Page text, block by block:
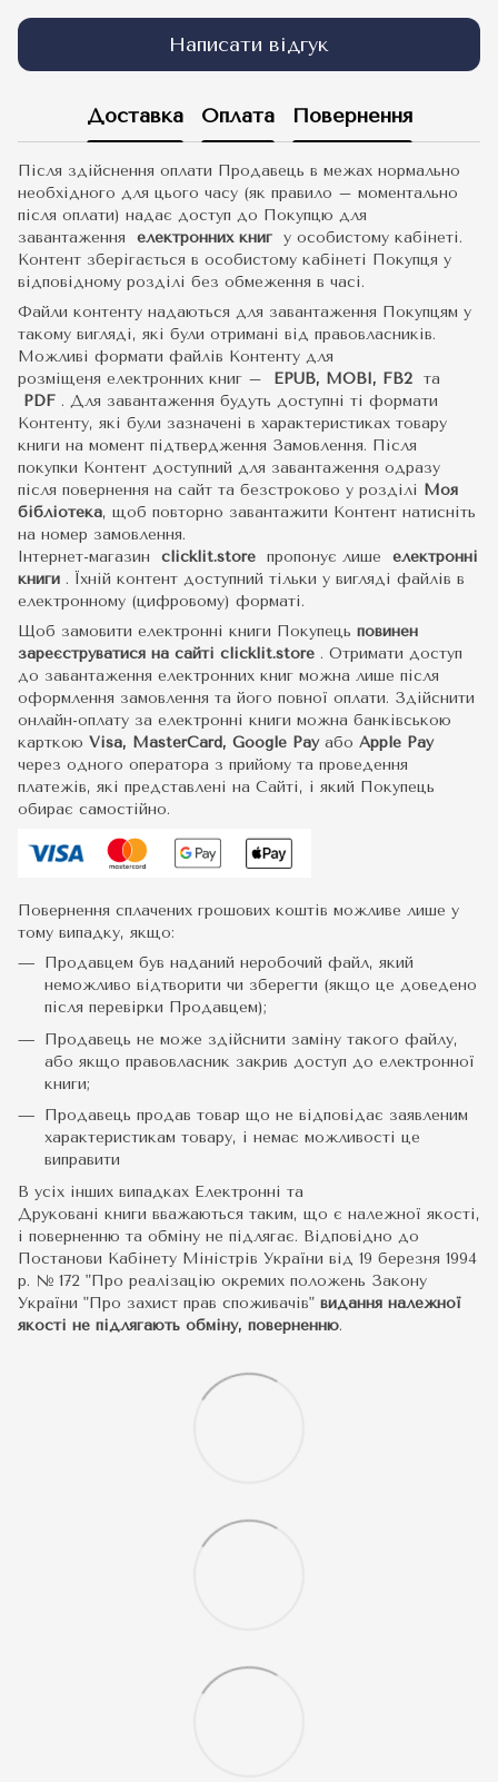
Написати відгук
Доставка Оплата Повернення
Після здійснення оплати Продавець в межах нормально
необхідного для цього часу (як правило – моментально
після оплати) надає доступ до Покупцю для
завантаження електронних книг у особистому кабінеті.
Контент зберігається в особистому кабінеті Покупця у
відповідному розділі без обмеження в часі.
Файли контенту надаються для завантаження Покупцям у
такому вигляді, які були отримані від правовласників.
Можливі формати файлів Контенту для
розміщеня електронних книг –
EPUB, MOBI, FB2 та
PDF . Для завантаження будуть доступні ті формати
Контенту, які були зазначені в характеристиках товару
книги на момент підтвердження Замовлення. Після
покупки Контент доступний для завантаження одразу
після повернення на сайт та безстроково у розділі Моя
бібліотека, щоб повторно завантажити Контент натисніть
на номер замовлення.
Інтернет-магазин clicklit.store пропонує лише електронні
книги . Їхній контент доступний тільки у вигляді файлів в
електронному (цифровому) форматі.
Щоб замовити електронні книги Покупець повинен
зареєструватися на сайті clicklit.store . Отримати доступ
до завантаження електронних книг можна лише після
оформлення замовлення та його повної оплати. Здійснити
онлайн-оплату за електронні книги можна банківською
карткою Visa, MasterCard, Google Pay або Apple Pay
через одного оператора з прийому та проведення
платежів, які представлені на Сайті, і який Покупець
обирає самостійно.
Повернення сплачених грошових коштів можливе лише у
тому випадку, якщо:
Продавцем був наданий неробочий файл, який
неможливо відтворити чи зберегти (якщо це доведено
після перевірки Продавцем);
Продавець не може здійснити заміну такого файлу,
або якщо правовласник закрив доступ до електронної
книги;
Продавець продав товар що не відповідає заявленим
характеристикам товару, і немає можливості це
виправити
В усіх інших випадках Електронні та
Друковані книги вважаються таким, що є належної якості,
і поверненню та обміну не підлягає. Відповідно до
Постанови Кабінету Міністрів України від 19 березня 1994
р. № 172 "Про реалізацію окремих положень Закону
України "Про захист прав споживачів" видання належної
якості не підлягають обміну, поверненню.